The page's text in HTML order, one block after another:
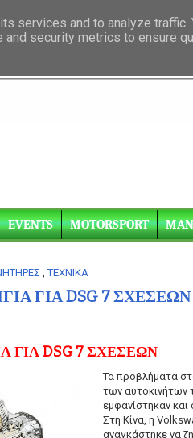
EVENTS MOTORSPORT
,ΤΕΧΝΙΚΑ
ΓΙΑ DSG 7 ΣΧΕΣΕΩΝ
ΓΙΑ DSG 7 ΣΧΕΣΕΩΝ
Τα προβλήματα
των αυτοκινήτων
εμφανίστηκαν
Στη Κίνα, η
αναγκάστηκε να
services and to analyze traffic.
security metrics to ensure